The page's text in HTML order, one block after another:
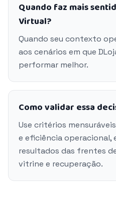
Quando faz mais
Virtual?
Quando seu contexto
aos cenários em que
performar melhor.
Como validar essa
Use critérios
e eficiência operacional,
resultados das frentes
vitrine e recuperação.